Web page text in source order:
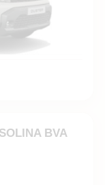
BVA